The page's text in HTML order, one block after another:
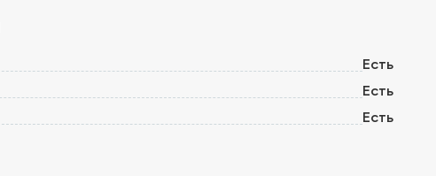
Есть
Есть
Есть